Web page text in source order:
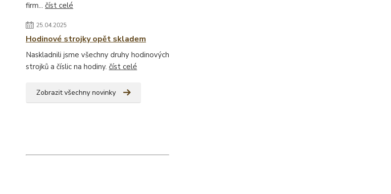
firm... číst celé
25.04.2025
Hodinové strojky opět skladem
Naskladnili jsme všechny druhy hodinových
strojků a číslic na hodiny. číst celé
Zobrazit všechny novinky